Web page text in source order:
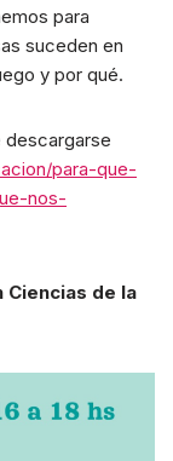
para
suceden en
y por qué.
descargarse
para-que-
nos-
Ciencias de la